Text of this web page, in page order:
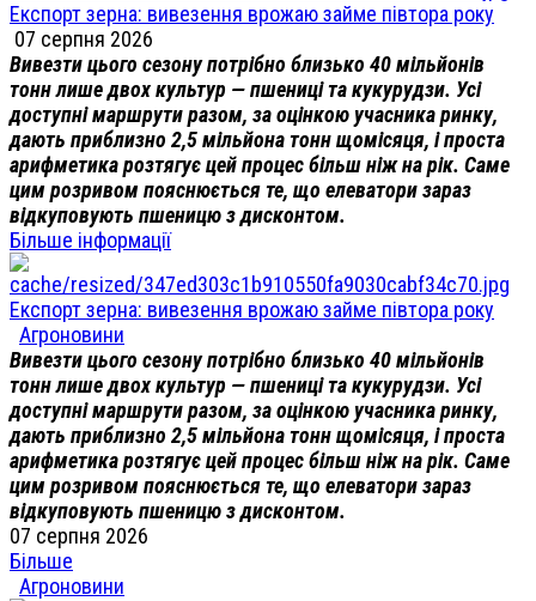
Експорт зерна: вивезення врожаю займе півтора року
07 серпня 2026
Вивезти цього сезону потрібно близько 40 мільйонів
тонн лише двох культур — пшениці та кукурудзи. Усі
доступні маршрути разом, за оцінкою учасника ринку,
дають приблизно 2,5 мільйона тонн щомісяця, і проста
арифметика розтягує цей процес більш ніж на рік. Саме
цим розривом пояснюється те, що елеватори зараз
відкуповують пшеницю з дисконтом.
Більше інформації
Експорт зерна: вивезення врожаю займе півтора року
Агроновини
Вивезти цього сезону потрібно близько 40 мільйонів
тонн лише двох культур — пшениці та кукурудзи. Усі
доступні маршрути разом, за оцінкою учасника ринку,
дають приблизно 2,5 мільйона тонн щомісяця, і проста
арифметика розтягує цей процес більш ніж на рік. Саме
цим розривом пояснюється те, що елеватори зараз
відкуповують пшеницю з дисконтом.
07 серпня 2026
Більше
Агроновини